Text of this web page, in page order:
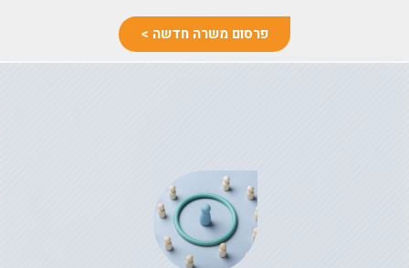
לִנְגִישׁוּת
פרסום משרה חדשה >